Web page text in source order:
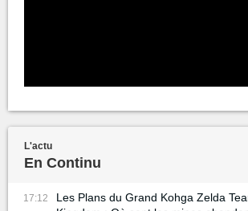
L'actu
En Continu
17:12
Les Plans du Grand Kohga Zelda